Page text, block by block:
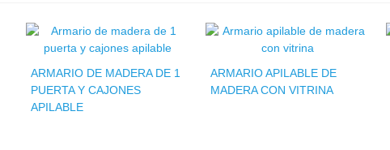
ARMARIO DE MADERA DE 1
PUERTA Y CAJONES
APILABLE
ARMARIO APILABLE DE
MADERA CON VITRINA